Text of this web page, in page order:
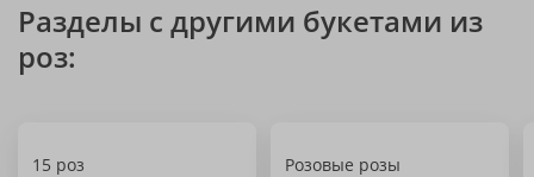
Разделы с другими букетами из
роз:
15 роз Розовые розы